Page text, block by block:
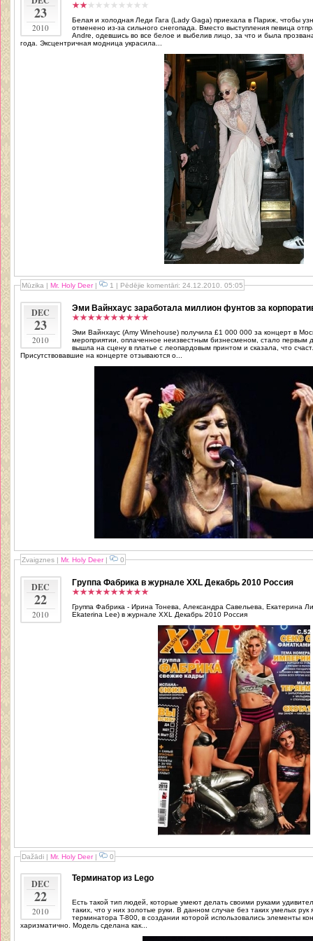
23
2010
Белая и холодная Леди Гага (Lady Gaga) приехала в Париж, чтобы
отменено из-за сильного снегопада. Вместо выступления певица
Andre, одевшись во все белое и выбелив лицо, за что и была
года. Эксцентричная модница украсила...
Mūzika| Mr. Holy Deer| 1 | Pēdējie komentāri: 24.12.2010. 05:05
DEC
23
2010
Эми Вайнхаус заработала миллион фунтов за
Эми Вайнхаус (Amy Winehouse) получила £1 000 000 за концерт в
мероприятии, оплаченное неизвестным бизнесменом, стало первым
вышла на сцену в платье с леопардовым принтом и сказала, что
Присутствовавшие на концерте отзываются о...
Zvaigznes| Mr. Holy Deer| 0
DEC
22
2010
Группа Фабрика в журнале XXL Декабрь 2010 Россия
Группа Фабрика - Ирина Тонева, Александра Савельева, Екатерина
Ekaterina Lee) в журнале XXL Декабрь 2010 Россия
Dažādi| Mr. Holy Deer| 0
DEC
22
2010
Терминатор из Lego
Есть такой тип людей, которые умеют делать своими руками
таких, что у них золотые руки. В данном случае без таких умелых
терминатора T-800, в создании которой использовались элементы
харизматично. Модель сделана как...